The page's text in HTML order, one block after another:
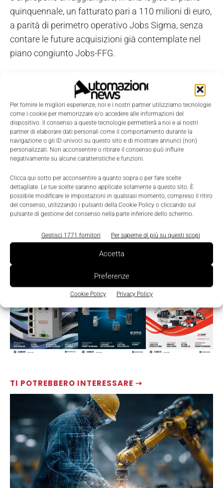
Per fornire le migliori esperienze, noi e i nostri partner utilizziamo tecnologie
come i cookie per memorizzare e/o accedere alle informazioni del
dispositivo. Il consenso a queste tecnologie permetterà a noi e ai nostri
partner di elaborare dati personali come il comportamento durante la
navigazione o gli ID univoci su questo sito e di mostrare annunci (non)
personalizzati. Non acconsentire o ritirare il consenso può influire
negativamente su alcune caratteristiche e funzioni.
Clicca qui sotto per acconsentire a quanto sopra o per fare scelte
dettagliate. Le tue scelte saranno applicate solamente a questo sito. È
possibile modificare le impostazioni in qualsiasi momento, compreso il ritiro
del consenso, utilizzando i pulsanti della Cookie Policy o cliccando sul
pulsante di gestione del consenso nella parte inferiore dello schermo.
Gestisci 1771 fornitori Per saperne di più su questi scopi
Accetta
Preferenze
Cookie Policy Privacy Policy
TI POTREBBERO INTERESSARE ⇢
quinquennale, un fatturato pari a 110 milioni di euro,
a parità di perimetro operativo Jobs Sigma, senza
contare le future acquisizioni già contemplate nel
piano congiunto Jobs-FFG.